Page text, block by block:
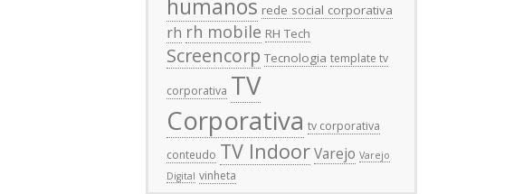
humanos rede social corporativa
rh rh mobile RH Tech
Screencorp Tecnologia template tv
corporativa TV
Corporativa tv corporativa
conteudo TV IndoorVarejo Varejo
Digital vinheta